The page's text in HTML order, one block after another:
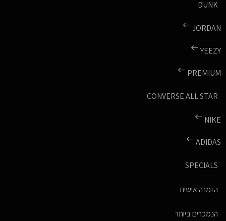
DUNK
JORDAN
YEEZY
PREMIUM
CONVERSE ALL STAR
NIKE
ADIDAS
SPECIALS
הזמנה אישית
הנמכרים ביותר